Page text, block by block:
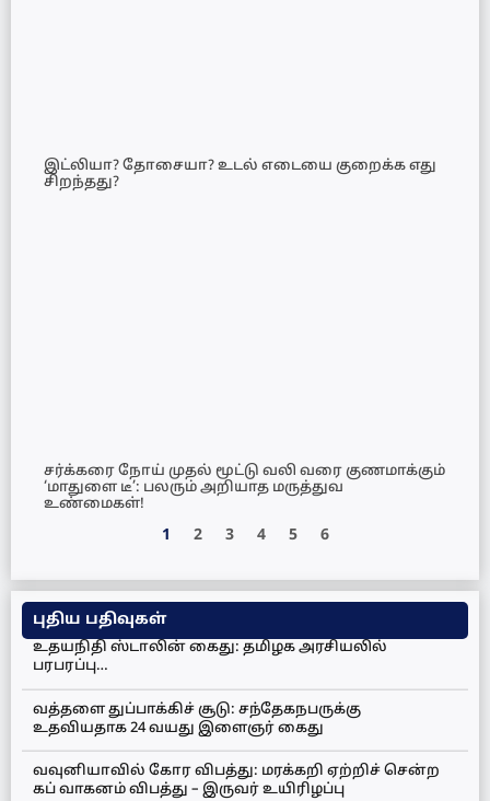
இட்லியா? தோசையா? உடல் எடையை குறைக்க எது
சிறந்தது?
சர்க்கரை நோய் முதல் மூட்டு வலி வரை குணமாக்கும்
‘மாதுளை டீ’: பலரும் அறியாத மருத்துவ
உண்மைகள்!
1 2 3 4 5 6
புதிய பதிவுகள்
உதயநிதி ஸ்டாலின் கைது: தமிழக அரசியலில்
பரபரப்பு…
வத்தளை துப்பாக்கிச் சூடு: சந்தேகநபருக்கு
உதவியதாக 24 வயது இளைஞர் கைது
வவுனியாவில் கோர விபத்து: மரக்கறி ஏற்றிச் சென்ற
கப் வாகனம் விபத்து – இருவர் உயிரிழப்பு